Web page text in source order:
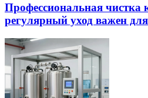
Профессиональная чистка
регулярный уход важен